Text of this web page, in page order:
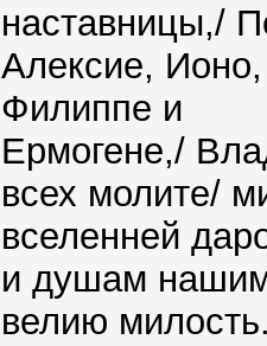
наставницы,/
Алексие, Ионо,
Филиппе и
Ермогене,/
всех молите/
вселенней
и душам
велию